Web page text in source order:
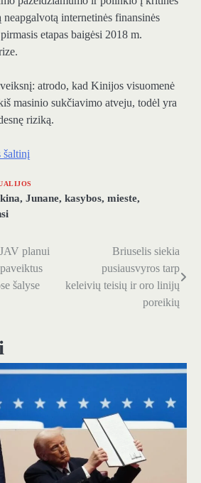
neapgalvotą internetinės finansinės
etapas baigėsi 2018 m.
atrodo, kad Kinijos visuomenė
masinio sukčiavimo atveju, todėl yra
riziką.
šaltinį
, Junane, kasybos, mieste,
planui
šalyse
Briuselis siekia
pusiausvyros tarp
keleivių teisių ir oro linijų
poreikių